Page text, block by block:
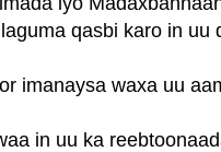
qasbi karo in uu
imanaysa waxa uu
in uu ka